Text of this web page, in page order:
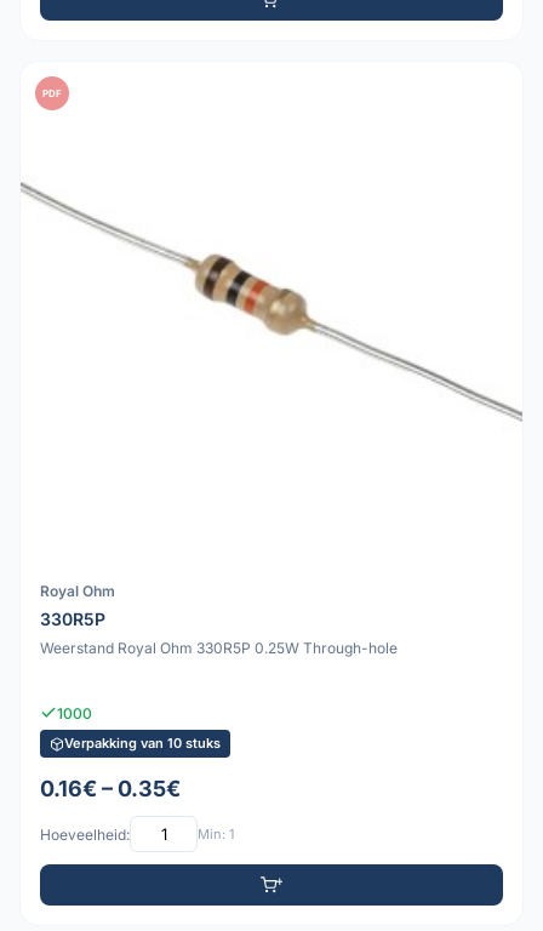
PDF
Royal Ohm
330R5P
Weerstand Royal Ohm 330R5P 0.25W Through-hole
1000
Verpakking van 10 stuks
0.16€ – 0.35€
Hoeveelheid: Min: 1